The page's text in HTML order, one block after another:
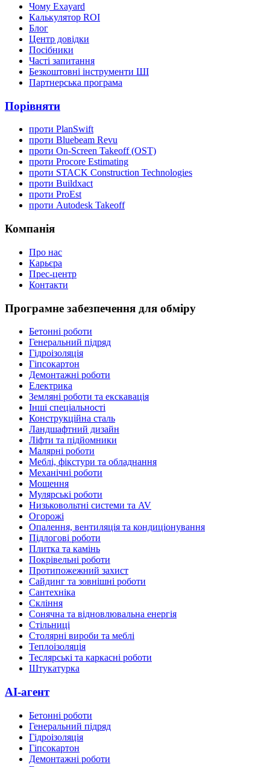
Чому Exayard
Калькулятор ROI
Блог
Центр довідки
Посібники
Часті запитання
Безкоштовні інструменти ШІ
Партнерська програма
Порівняти
проти PlanSwift
проти Bluebeam Revu
проти On-Screen Takeoff (OST)
проти Procore Estimating
проти STACK Construction Technologies
проти Buildxact
проти ProEst
проти Autodesk Takeoff
Компанія
Про нас
Карьєра
Прес-центр
Контакти
Програмне забезпечення для обміру
Бетонні роботи
Генеральний підряд
Гідроізоляція
Гіпсокартон
Демонтажні роботи
Електрика
Земляні роботи та екскавація
Інші спеціальності
Конструкційна сталь
Ландшафтний дизайн
Ліфти та підйомники
Малярні роботи
Меблі, фікстури та обладнання
Механічні роботи
Мощення
Мулярські роботи
Низьковольтні системи та AV
Огорожі
Опалення, вентиляція та кондиціонування
Підлогові роботи
Плитка та камінь
Покрівельні роботи
Протипожежний захист
Сайдинг та зовнішні роботи
Сантехніка
Скління
Сонячна та відновлювальна енергія
Стільниці
Столярні вироби та меблі
Теплоізоляція
Теслярські та каркасні роботи
Штукатурка
AI-агент
Бетонні роботи
Генеральний підряд
Гідроізоляція
Гіпсокартон
Демонтажні роботи